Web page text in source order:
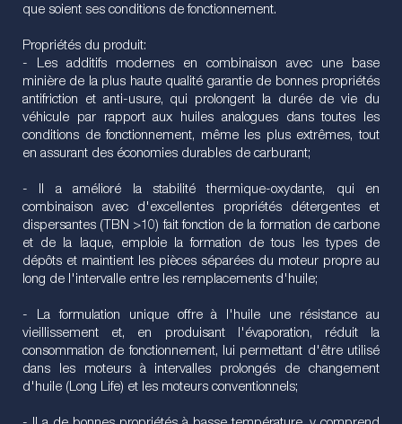
que soient ses conditions de fonctionnement.
Propriétés du produit:
- Les additifs modernes en combinaison avec une base
minière de la plus haute qualité garantie de bonnes propriétés
antifriction et anti-usure, qui prolongent la durée de vie du
véhicule par rapport aux huiles analogues dans toutes les
conditions de fonctionnement, même les plus extrêmes, tout
en assurant des économies durables de carburant;
- Il a amélioré la stabilité thermique-oxydante, qui en
combinaison avec d'excellentes propriétés détergentes et
dispersantes (TBN >10) fait fonction de la formation de carbone
et de la laque, emploie la formation de tous les types de
dépôts et maintient les pièces séparées du moteur propre au
long de l'intervalle entre les remplacements d'huile;
- La formulation unique offre à l'huile une résistance au
vieillissement et, en produisant l'évaporation, réduit la
consommation de fonctionnement, lui permettant d'être utilisé
dans les moteurs à intervalles prolongés de changement
d'huile (Long Life) et les moteurs conventionnels;